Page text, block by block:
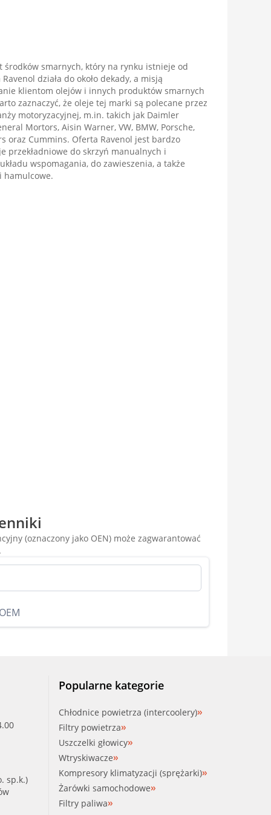
środków smarnych, który na rynku istnieje od
działa do około dekady, a misją
klientom olejów i innych produktów smarnych
zaznaczyć, że oleje tej marki są polecane przez
motoryzacyjnej, m.in. takich jak Daimler
Mortors, Aisin Warner, VW, BMW, Porsche,
oraz Cummins. Oferta Ravenol jest bardzo
przekładniowe do skrzyń manualnych i
wspomagania, do zawieszenia, a także
hamulcowe.
(oznaczony jako OEN) może zagwarantować
sp.k.)
Popularne kategorie
Chłodnice powietrza (intercoolery)
Filtry powietrza
Uszczelki głowicy
Wtryskiwacze
Kompresory klimatyzacji (sprężarki)
Żarówki samochodowe
Filtry paliwa